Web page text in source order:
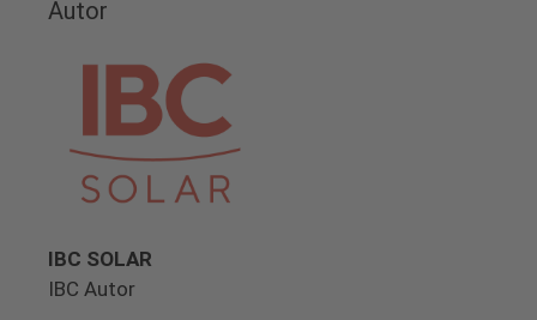
Autor
IBC SOLAR
IBC Autor